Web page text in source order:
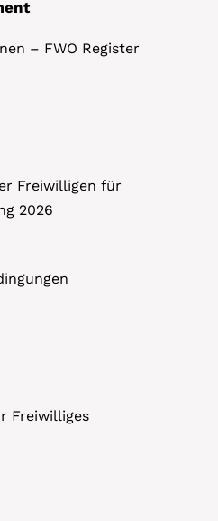
– FWO Register
Freiwilligen für
2026
Freiwilliges